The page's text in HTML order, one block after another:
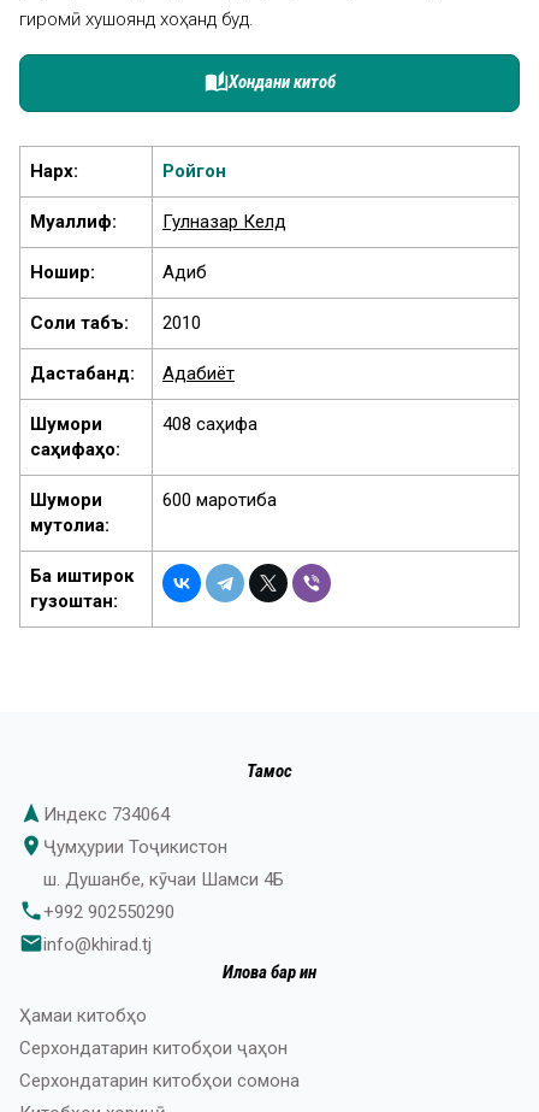
гиромӣ хушоянд хоҳанд буд.
auto_storiesХондани китоб
Нарх: Ройгон
Муаллиф: Гулназар Келдӣ
Ношир: Адиб
Соли табъ: 2010
Дастабандӣ: Адабиёт
Шумори
саҳифаҳо:
408 саҳифа
Шумори
мутолиа:
600 маротиба
Ба иштирок
гузоштан:
Илова бар ин
Ҳамаи китобҳо
Серхондатарин китобҳои ҷаҳон
Серхондатарин китобҳои сомона
Тамос
navigation Индекс 734064
place Ҷумҳурии Тоҷикистон
ш. Душанбе, кӯчаи Шамси 4Б
phone+992 902550290
emailinfo@khirad.tj